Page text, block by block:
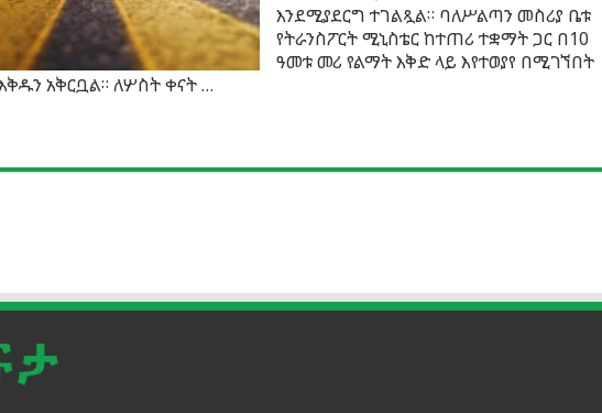
እንደሚያደርግ ተገልጿል። ባለሥልጣን መስሪያ ቤቱ
የትራንስፖርት ሚኒስቴር ከተጠሪ ተቋማት ጋር በ10
ዓመቱ መሪ የልማት እቅድ ላይ እየተወያየ በሚገኘበት
አቅርቧል። ለሦስት ቀናት …